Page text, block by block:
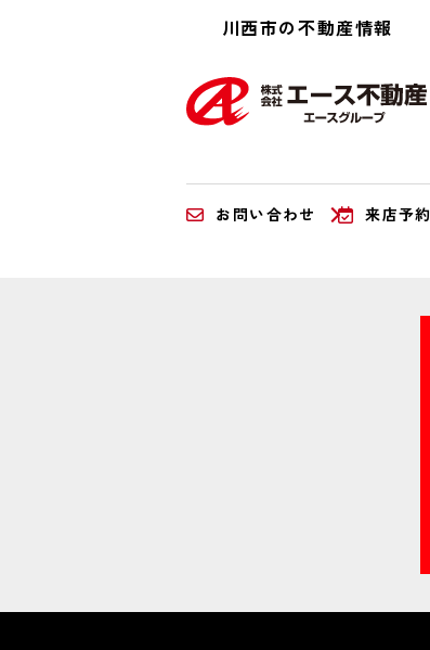
川西市の不動産情報
お問い合わせ 来店予約